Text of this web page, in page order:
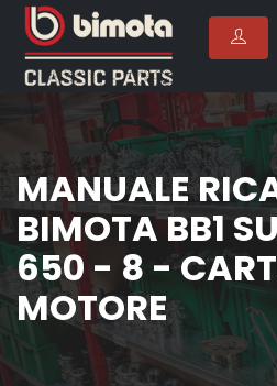
MANUALE
BIMOTA BB1
650 - 8 -
MOTORE